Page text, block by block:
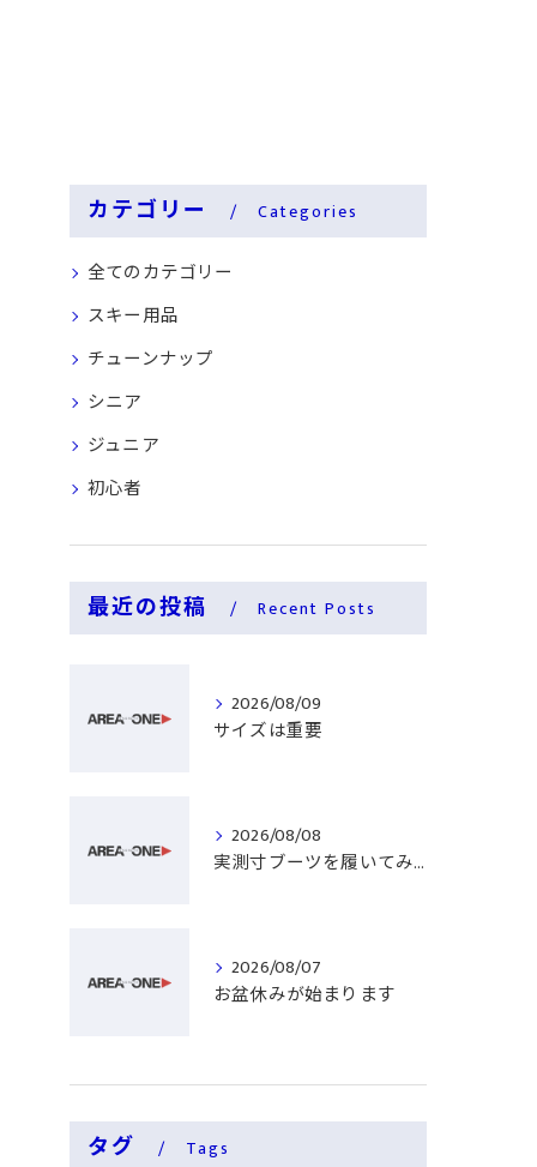
カテゴリー Categories
全てのカテゴリー
スキー用品
チューンナップ
シニア
ジュニア
初心者
最近の投稿 Recent Posts
2026/08/09
サイズは重要
2026/08/08
実測寸ブーツを履いてみる
2026/08/07
お盆休みが始まります
タグ Tags